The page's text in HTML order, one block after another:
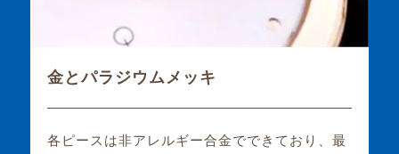
金とパラジウムメッキ
各ピースは非アレルギー合金でできており、最